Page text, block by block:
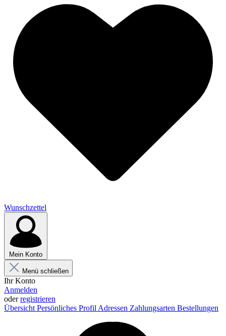
Wunschzettel
Mein Konto
Menü schließen
Ihr Konto
Anmelden
oderregistrieren
Übersicht Persönliches Profil Adressen Zahlungsarten Bestellungen